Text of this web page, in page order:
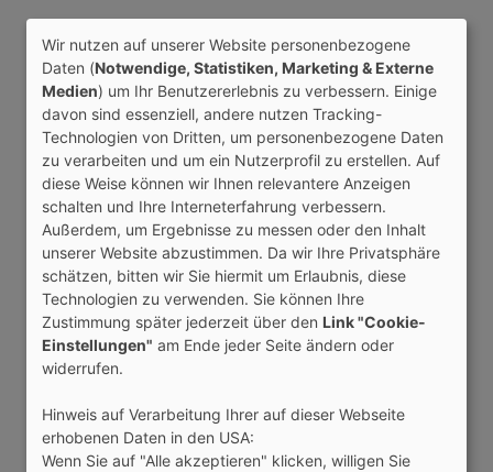
Wir nutzen auf unserer Website personenbezogene
Daten (Notwendige, Statistiken, Marketing & Externe
Medien) um Ihr Benutzererlebnis zu verbessern. Einige
davon sind essenziell, andere nutzen Tracking-
Technologien von Dritten, um personenbezogene Daten
zu verarbeiten und um ein Nutzerprofil zu erstellen. Auf
diese Weise können wir Ihnen relevantere Anzeigen
schalten und Ihre Interneterfahrung verbessern.
Außerdem, um Ergebnisse zu messen oder den Inhalt
unserer Website abzustimmen. Da wir Ihre Privatsphäre
schätzen, bitten wir Sie hiermit um Erlaubnis, diese
Technologien zu verwenden. Sie können Ihre
Zustimmung später jederzeit über den Link "Cookie-
Einstellungen" am Ende jeder Seite ändern oder
widerrufen.
Hinweis auf Verarbeitung Ihrer auf dieser Webseite
erhobenen Daten in den USA:
Wenn Sie auf "Alle akzeptieren" klicken, willigen Sie